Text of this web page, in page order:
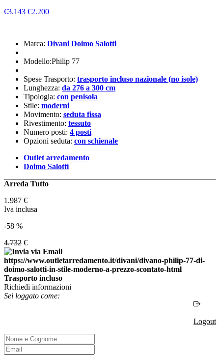
€3.143 €2.200
Marca: Divani Doimo Salotti
Modello:Philip 77
Spese Trasporto: trasporto incluso nazionale (no isole)
Lunghezza: da 276 a 300 cm
Tipologia: con penisola
Stile: moderni
Movimento: seduta fissa
Rivestimento: tessuto
Numero posti: 4 posti
Opzioni seduta: con schienale
Outlet arredamento
Doimo Salotti
Arreda Tutto
1.987 €
Iva inclusa
-58 %
4.732 €
Trasporto incluso
Richiedi informazioni
Sei loggato come:
Logout